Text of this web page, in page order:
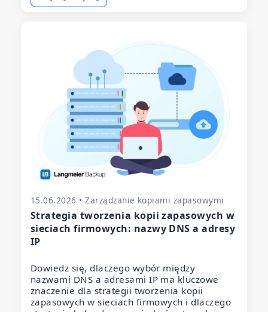
15.06.2026 • Zarządzanie kopiami zapasowymi
Strategia tworzenia kopii zapasowych w
sieciach firmowych: nazwy DNS a adresy
IP
Dowiedz się, dlaczego wybór między
nazwami DNS a adresami IP ma kluczowe
znaczenie dla strategii tworzenia kopii
zapasowych w sieciach firmowych i dlaczego